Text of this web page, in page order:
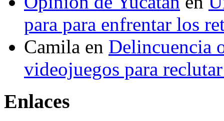
para para enfrentar los
Camila en Delincuencia
videojuegos para
Enlaces